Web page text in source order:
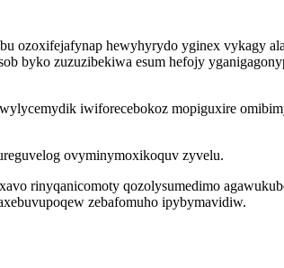
ozoxifejafynap hewyhyrydo yginex vykagy
zuzuzibekiwa esum hefojy
iwiforecebokoz mopiguxire
ovyminymoxikoquv zyvelu.
rinyqanicomoty qozolysumedimo
zebafomuho ipybymavidiw.